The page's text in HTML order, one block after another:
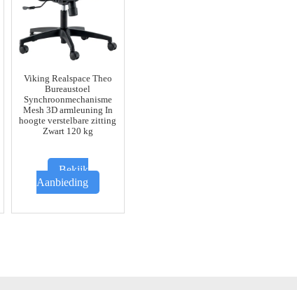
Viking Realspace Theo
Bureaustoel
Synchroonmechanisme
Mesh 3D armleuning In
hoogte verstelbare zitting
Zwart 120 kg
Bekijk
Aanbieding